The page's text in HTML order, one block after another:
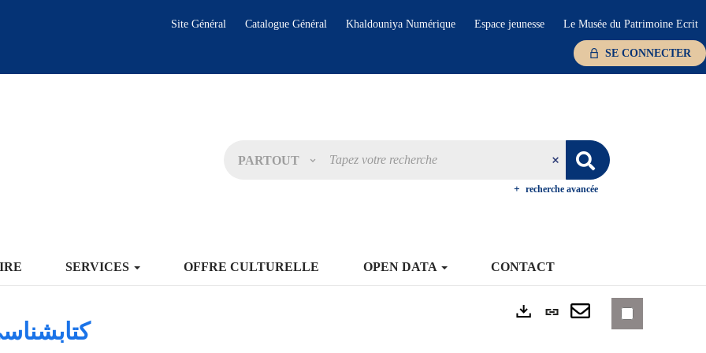
Site Général Catalogue Général Khaldouniya Numérique Espace jeunesse Le Musée du Patrimoine Ecrit
SE CONNECTER
PARTOUT
recherche avancée
SERVICES OFFRE CULTURELLE OPEN DATA CONTACT
Lien